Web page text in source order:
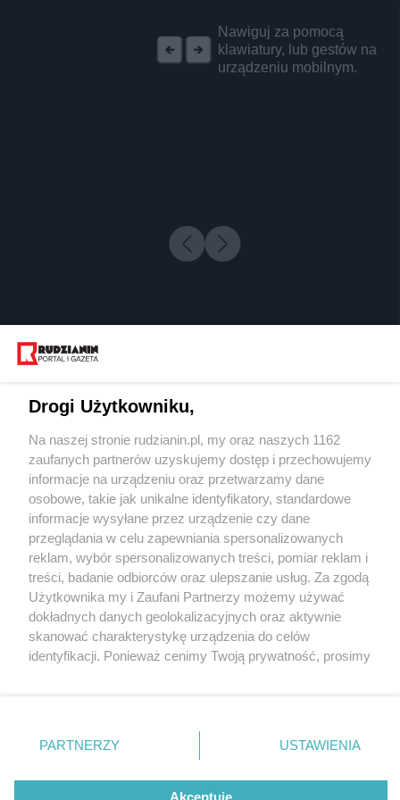
Nawiguj za pomocą
klawiatury, lub gestów na
urządzeniu mobilnym.
4 / 0
Wydawca mediów
Nie zapomnij
zapoznać się z:
polityką prywatności regulamin korzystania z portali
Twojemiasto
Piekary Śląskie
Chorzów
Tarnowskie Góry
Gliwice
Skontakuj sięz nami
Kontakt
Wydawca
Redakcja
Drogi Użytkowniku,
Na naszej stronie rudzianin.pl, my oraz naszych 1162
zaufanych partnerów uzyskujemy dostęp i przechowujemy
informacje na urządzeniu oraz przetwarzamy dane
osobowe, takie jak unikalne identyfikatory, standardowe
informacje wysyłane przez urządzenie czy dane
przeglądania w celu zapewniania spersonalizowanych
reklam, wybór spersonalizowanych treści, pomiar reklam i
treści, badanie odbiorców oraz ulepszanie usług. Za zgodą
Użytkownika my i Zaufani Partnerzy możemy używać
dokładnych danych geolokalizacyjnych oraz aktywnie
skanować charakterystykę urządzenia do celów
identyfikacji. Ponieważ cenimy Twoją prywatność, prosimy
prywatności znajdujący się w lewym dolnym rogu strony
. Niektóre rodzaje przetwarzania danych nie wymagają
zgody użytkownika, ale masz prawo sprzeciwić się
takiemu przetwarzaniu. Preferencje będą miały
PARTNERZY USTAWIENIA
Akceptuję